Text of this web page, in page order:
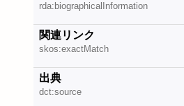
rda:biographicalInformation
関連リンク
skos:exactMatch
出典
dct:source